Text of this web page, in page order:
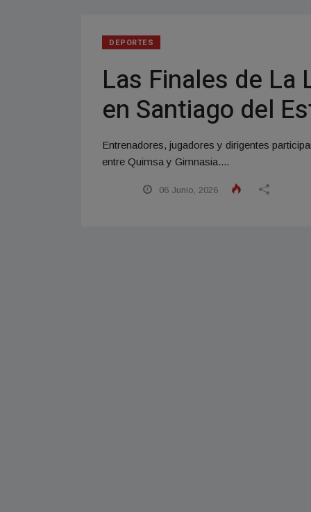
DEPORTES
Las Finales de
en Santiago del
Entrenadores, jugadores y dirigentes
entre Quimsa y Gimnasia....
06 Junio, 2026